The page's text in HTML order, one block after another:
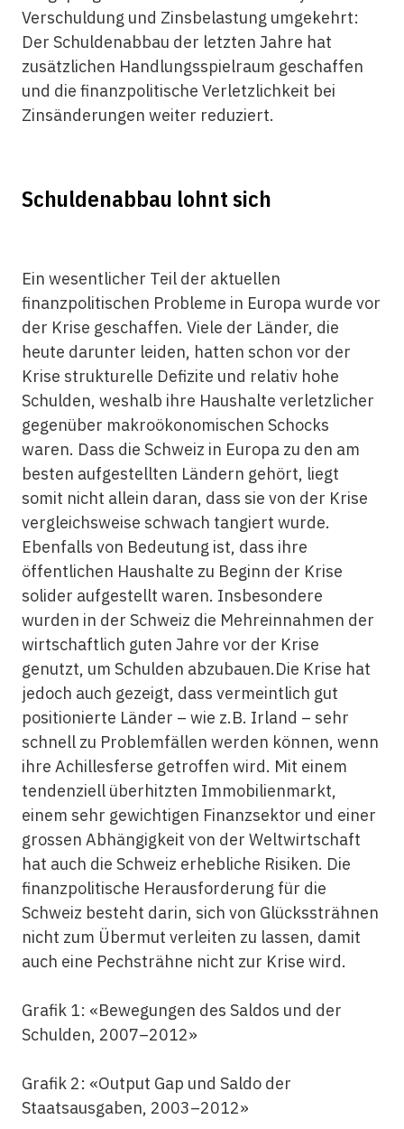
Verschuldung und Zinsbelastung umgekehrt:
Der Schuldenabbau der letzten Jahre hat
zusätzlichen Handlungsspielraum geschaffen
und die finanzpolitische Verletzlichkeit bei
Zinsänderungen weiter reduziert.
Schuldenabbau lohnt sich
Ein wesentlicher Teil der aktuellen
finanzpolitischen Probleme in Europa wurde vor
der Krise geschaffen. Viele der Länder, die
heute darunter leiden, hatten schon vor der
Krise strukturelle Defizite und relativ hohe
Schulden, weshalb ihre Haushalte verletzlicher
gegenüber makroökonomischen Schocks
waren. Dass die Schweiz in Europa zu den am
besten aufgestellten Ländern gehört, liegt
somit nicht allein daran, dass sie von der Krise
vergleichsweise schwach tangiert wurde.
Ebenfalls von Bedeutung ist, dass ihre
öffentlichen Haushalte zu Beginn der Krise
solider aufgestellt waren. Insbesondere
wurden in der Schweiz die Mehreinnahmen der
wirtschaftlich guten Jahre vor der Krise
genutzt, um Schulden abzubauen.Die Krise hat
jedoch auch gezeigt, dass vermeintlich gut
positionierte Länder – wie z.B. Irland – sehr
schnell zu Problemfällen werden können, wenn
ihre Achillesferse getroffen wird. Mit einem
tendenziell überhitzten Immobilienmarkt,
einem sehr gewichtigen Finanzsektor und einer
grossen Abhängigkeit von der Weltwirtschaft
hat auch die Schweiz erhebliche Risiken. Die
finanzpolitische Herausforderung für die
Schweiz besteht darin, sich von Glückssträhnen
nicht zum Übermut verleiten zu lassen, damit
auch eine Pechsträhne nicht zur Krise wird.
Grafik 1: «Bewegungen des Saldos und der
Schulden, 2007–2012»
Grafik 2: «Output Gap und Saldo der
Staatsausgaben, 2003–2012»